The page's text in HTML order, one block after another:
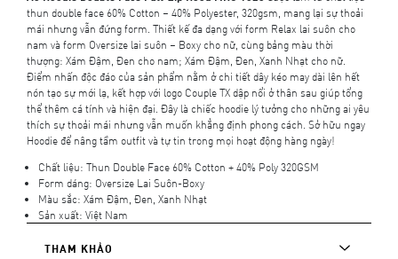
thun double face 60% Cotton – 40% Polyester, 320gsm, mang lại sự thoải
mái nhưng vẫn đứng form. Thiết kế đa dạng với form Relax lai suôn cho
nam và form Oversize lai suôn – Boxy cho nữ, cùng bảng màu thời
thượng: Xám Đậm, Đen cho nam; Xám Đậm, Đen, Xanh Nhạt cho nữ.
Điểm nhấn độc đáo của sản phẩm nằm ở chi tiết dây kéo may dài lên hết
nón tạo sự mới lạ, kết hợp với logo Couple TX dập nổi ở thân sau giúp tổng
thể thêm cá tính và hiện đại. Đây là chiếc hoodie lý tưởng cho những ai yêu
thích sự thoải mái nhưng vẫn muốn khẳng định phong cách. Sở hữu ngay
Hoodie để nâng tầm outfit và tự tin trong mọi hoạt động hàng ngày!
Chất liệu: Thun Double Face 60% Cotton + 40% Poly 320GSM
Form dáng: Oversize Lai Suôn-Boxy
Màu sắc: Xám Đậm, Đen, Xanh Nhạt
Sản xuất: Việt Nam
THAM KHẢO